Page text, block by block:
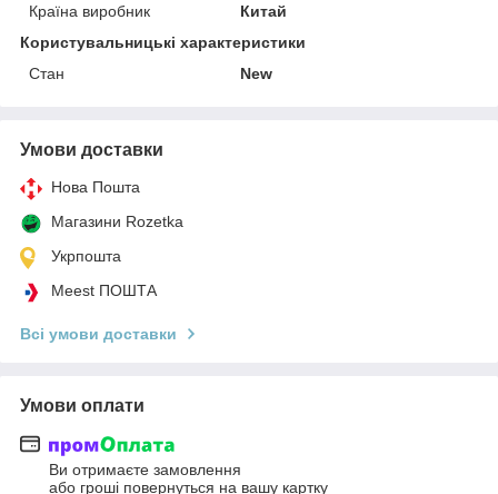
Країна виробник
Китай
Користувальницькі характеристики
Стан
New
Умови доставки
Нова Пошта
Магазини Rozetka
Укрпошта
Meest ПОШТА
Всі умови доставки
Умови оплати
Ви отримаєте замовлення
або гроші повернуться на вашу картку